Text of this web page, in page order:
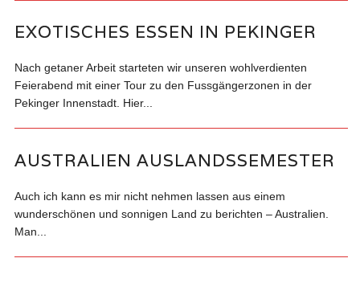
EXOTISCHES ESSEN IN PEKINGER
Nach getaner Arbeit starteten wir unseren wohlverdienten
Feierabend mit einer Tour zu den Fussgängerzonen in der
Pekinger Innenstadt. Hier...
AUSTRALIEN AUSLANDSSEMESTER
Auch ich kann es mir nicht nehmen lassen aus einem
wunderschönen und sonnigen Land zu berichten – Australien.
Man...